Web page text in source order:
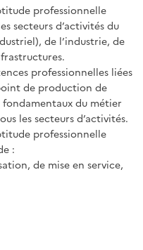
professionnelle
secteurs d’activités du
de l’industrie, de
professionnelles liées
de production de
fondamentaux du métier
les secteurs d’activités.
professionnelle
:
de mise en service,